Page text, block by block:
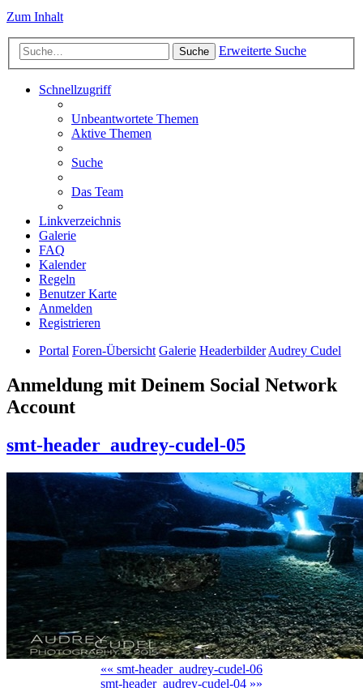
Zum Inhalt
Suche Erweiterte Suche
Schnellzugriff
Unbeantwortete Themen
Aktive Themen
Suche
Das Team
Linkverzeichnis
Galerie
FAQ
Kalender
Regeln
Benutzer Karte
Anmelden
Registrieren
Portal Foren-Übersicht Galerie Headerbilder Audrey Cudel
Anmeldung mit Deinem Social Network
Account
smt-header_audrey-cudel-05
«« smt-header_audrey-cudel-06
smt-header_audrey-cudel-04 »»